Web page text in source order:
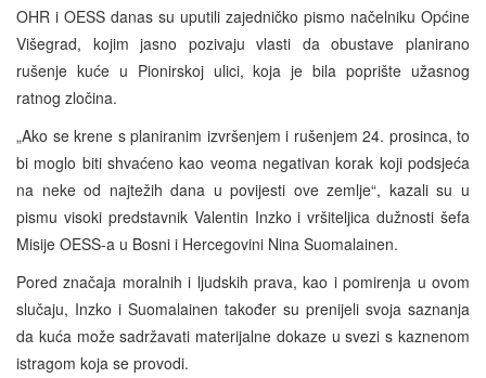
OHR i OESS danas su uputili zajedničko pismo načelniku Općine
Višegrad, kojim jasno pozivaju vlasti da obustave planirano
rušenje kuće u Pionirskoj ulici, koja je bila poprište užasnog
ratnog zločina.
„Ako se krene s planiranim izvršenjem i rušenjem 24. prosinca, to
bi moglo biti shvaćeno kao veoma negativan korak koji podsjeća
na neke od najtežih dana u povijesti ove zemlje“, kazali su u
pismu visoki predstavnik Valentin Inzko i vršiteljica dužnosti šefa
Misije OESS-a u Bosni i Hercegovini Nina Suomalainen.
Pored značaja moralnih i ljudskih prava, kao i pomirenja u ovom
slučaju, Inzko i Suomalainen također su prenijeli svoja saznanja
da kuća može sadržavati materijalne dokaze u svezi s kaznenom
istragom koja se provodi.